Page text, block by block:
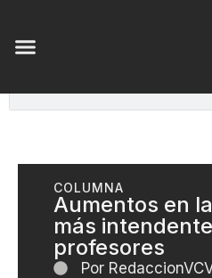
COLUMNA
Aumentos en
más
profesores
Por